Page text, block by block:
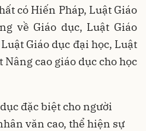
có Hiến Pháp, Luật Giáo
về Giáo dục, Luật Giáo
Giáo dục đại học, Luật
cao giáo dục cho học
đặc biệt cho người
văn cao, thể hiện sự